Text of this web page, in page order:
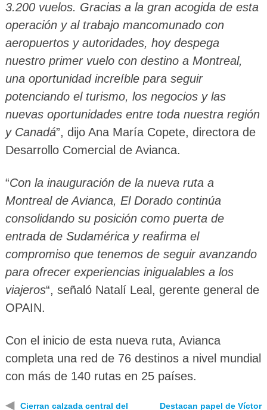
3.200 vuelos. Gracias a la gran acogida de esta
operación y al trabajo mancomunado con
aeropuertos y autoridades, hoy despega
nuestro primer vuelo con destino a Montreal,
una oportunidad increíble para seguir
potenciando el turismo, los negocios y las
nuevas oportunidades entre toda nuestra región
y Canadá”, dijo Ana María Copete, directora de
Desarrollo Comercial de Avianca.
“Con la inauguración de la nueva ruta a
Montreal de Avianca, El Dorado continúa
consolidando su posición como puerta de
entrada de Sudamérica y reafirma el
compromiso que tenemos de seguir avanzando
para ofrecer experiencias inigualables a los
viajeros“, señaló Natalí Leal, gerente general de
OPAIN.
Con el inicio de esta nueva ruta, Avianca
completa una red de 76 destinos a nivel mundial
con más de 140 rutas en 25 países.
◀ Cierran calzada central del Destacan papel de Víctor